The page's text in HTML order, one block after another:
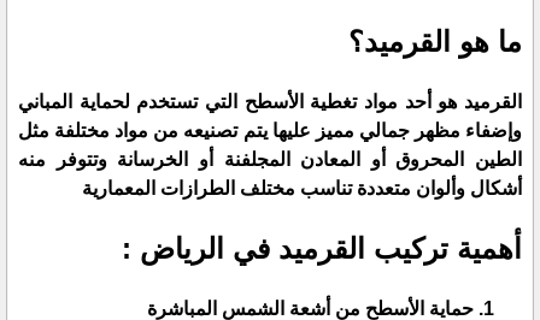
ما هو القرميد؟
القرميد هو أحد مواد تغطية الأسطح التي تستخدم لحماية المباني
وإضفاء مظهر جمالي مميز عليها يتم تصنيعه من مواد مختلفة مثل
الطين المحروق أو المعادن المجلفنة أو الخرسانة وتتوفر منه
أشكال وألوان متعددة تناسب مختلف الطرازات المعمارية
أهمية تركيب القرميد في الرياض :
حماية الأسطح من أشعة الشمس المباشرة